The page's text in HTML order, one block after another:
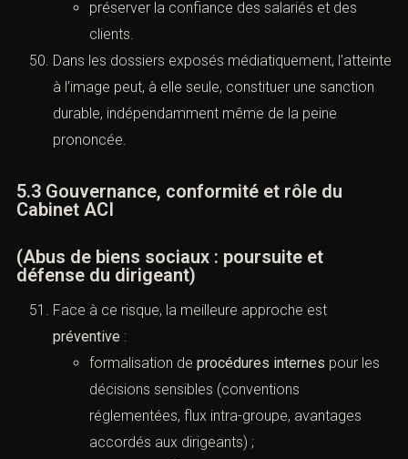
préserver la confiance des salariés et des
clients.
Dans les dossiers exposés médiatiquement, l’atteinte
à l’image peut, à elle seule, constituer une sanction
durable, indépendamment même de la peine
prononcée.
5.3 Gouvernance, conformité et rôle du
Cabinet ACI
(Abus de biens sociaux : poursuite et
défense du dirigeant)
Face à ce risque, la meilleure approche est
préventive :
formalisation de procédures internes pour les
décisions sensibles (conventions
réglementées, flux intra-groupe, avantages
accordés aux dirigeants) ;